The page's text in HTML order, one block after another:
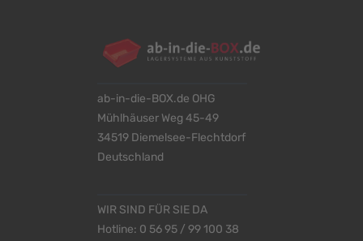
ab-in-die-BOX.de OHG
Mühlhäuser Weg 45-49
34519 Diemelsee-Flechtdorf
Deutschland
WIR SIND FÜR SIE DA
Hotline: 0 56 95 / 99 100 38